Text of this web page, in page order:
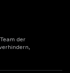
der